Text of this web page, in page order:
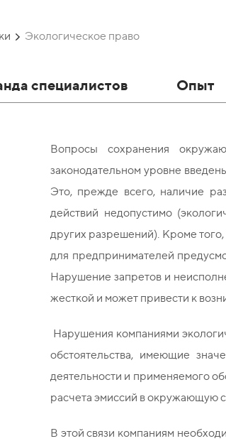
Экологическое право
специалистов Опыт
Вопросы сохранения
законодательном уровне
Это, прежде всего, наличие
действий недопустимо
других разрешений). Кроме
для предпринимателей
Нарушение запретов и
жесткой и может привести к
Нарушения компаниями
обстоятельства, имеющие
деятельности и применяемого
расчета эмиссий в окружающую
В этой связи компаниям